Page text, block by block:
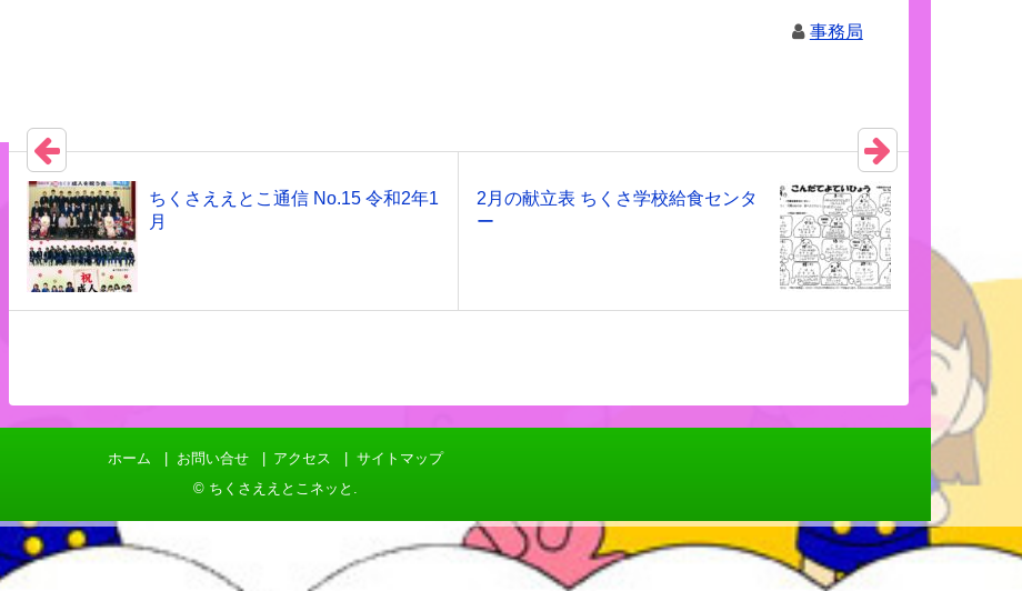
事務局
ちくさええとこ通信 No.15 令和2年1
月
2月の献立表 ちくさ学校給食センタ
ー
ホーム お問い合せ アクセス
サイトマップ
© ちくさええとこネッと .